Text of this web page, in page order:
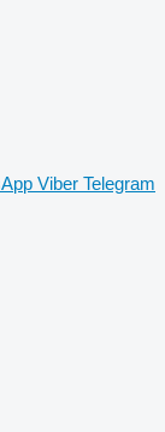
Viber Telegram